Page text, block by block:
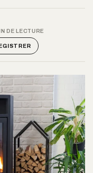
DE LECTURE